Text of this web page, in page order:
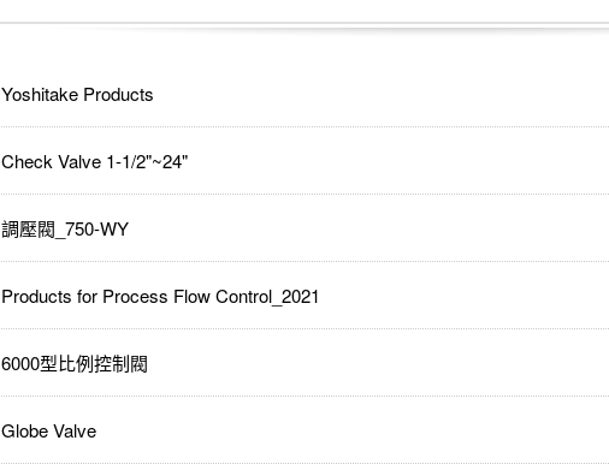
Yoshitake Products
Check Valve 1-1/2"~24"
調壓閥_750-WY
Products for Process Flow Control_2021
6000型比例控制閥
Globe Valve